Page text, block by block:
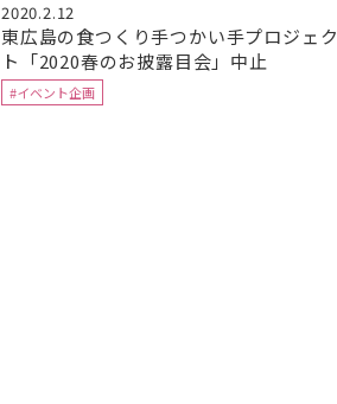
2020.2.12
東広島の食つくり手つかい手プロジェク
ト「2020春のお披露目会」中止
#イベント企画